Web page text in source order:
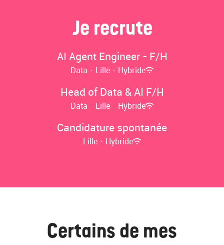
Je recrute
AI Agent Engineer - F/H
Data · Lille · Hybride
Head of Data & AI F/H
Data · Lille · Hybride
Candidature spontanée
Lille · Hybride
Certains de mes